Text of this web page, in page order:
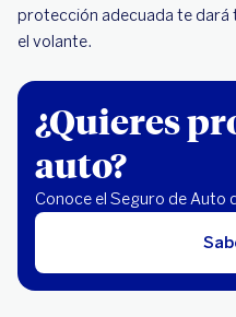
protección adecuada te dará
el volante.
¿Quieres
auto?
Conoce el Seguro de Auto